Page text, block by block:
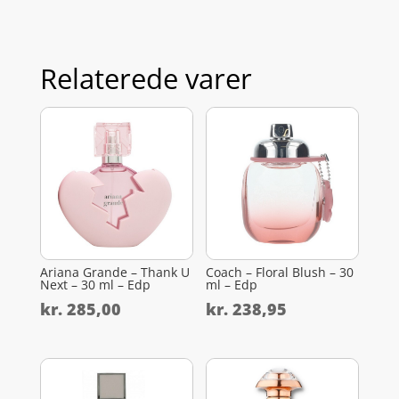
Relaterede varer
Ariana Grande – Thank U
Next – 30 ml – Edp
kr.285,00
Coach – Floral Blush – 30
ml – Edp
kr. 238,95